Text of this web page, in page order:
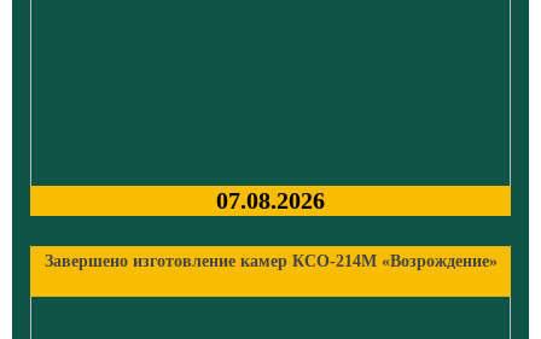
07.08.2026
Завершено изготовление камер КСО-214М «Возрождение»